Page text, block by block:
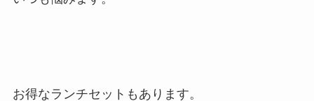
お得なランチセットもあります。